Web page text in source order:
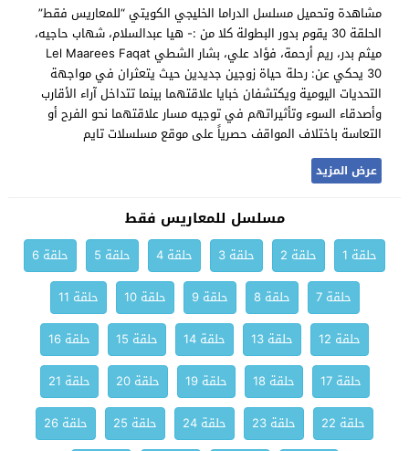
مشاهدة وتحميل مسلسل الدراما الخليجي الكويتي “للمعاريس فقط”
الحلقة 30 يقوم بدور البطولة كلا من :- هيا عبدالسلام، شهاب حاجيه،
ميثم بدر، ريم أرحمة، فؤاد علي، بشار الشطي Lel Maarees Faqat
30 يحكي عن: رحلة حياة زوجين جديدين حيث يتعثران في مواجهة
التحديات اليومية ويكتشفان خبايا علاقتهما بينما تتداخل آراء الأقارب
وأصدقاء السوء وتأثيراتهم في توجيه مسار علاقتهما نحو الفرح أو
التعاسة باختلاف المواقف حصرياً على موقع مسلسلات تايم
عرض المزيد
مسلسل للمعاريس فقط
حلقة 1 حلقة 2 حلقة 3 حلقة 4 حلقة 5
حلقة 6
حلقة 7
حلقة 8 حلقة 9 حلقة 10
حلقة 11
حلقة 12
حلقة 13 حلقة 14 حلقة 15
حلقة 16
حلقة 17
حلقة 18 حلقة 19 حلقة 20
حلقة 21
حلقة 22
حلقة 23 حلقة 24 حلقة 25
حلقة 26